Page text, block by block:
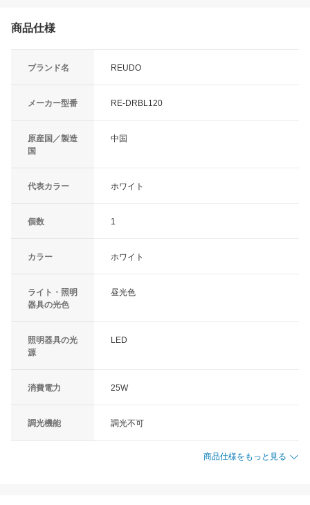
商品仕様
ブランド名 REUDO
メーカー型番 RE-DRBL120
原産国／製造
国
中国
代表カラー ホワイト
個数 1
カラー ホワイト
ライト・照明
器具の光色
昼光色
照明器具の光
源
LED
消費電力 25W
調光機能 調光不可
商品仕様をもっと見る